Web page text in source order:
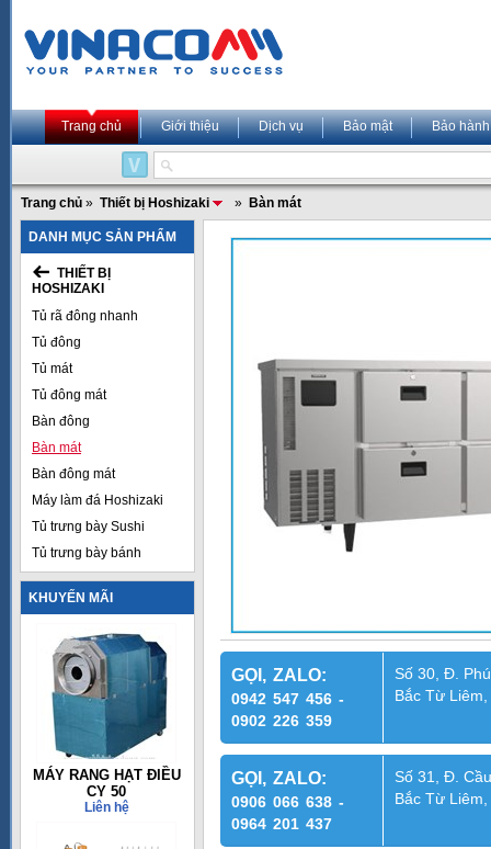
Trang chủ Giới thiệu Dịch vụ Bảo mật Bảo hành
Trang chủ » Thiết bị Hoshizaki » Bàn mát
DANH MỤC SẢN PHẨM
THIẾT BỊ
HOSHIZAKI
Tủ rã đông nhanh
Tủ đông
Tủ mát
Tủ đông mát
Bàn đông
Bàn mát
Bàn đông mát
Máy làm đá Hoshizaki
Tủ trưng bày Sushi
Tủ trưng bày bánh
KHUYẾN MÃI
MÁY RANG HẠT ĐIỀU
CY 50
Liên hệ
GỌI, ZALO:
0942 547 456 -
0902 226 359
Số 30, Đ.
Bắc Từ
GỌI, ZALO:
0906 066 638 -
0964 201 437
Số 31, Đ.
Bắc Từ